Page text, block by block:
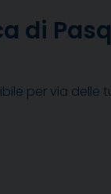
di
per via delle